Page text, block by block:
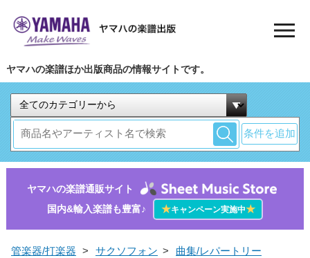
ヤマハの楽譜ほか出版商品の情報サイトです。
条件を追加
ヤマハの楽譜通販サイト
国内&輸入楽譜も豊富♪
★キャンペーン実施中★
管楽器/打楽器 > サクソフォン > 曲集/レパートリー